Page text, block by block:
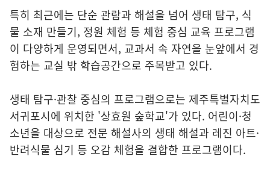
특히 최근에는 단순 관람과 해설을 넘어 생태 탐구, 식
물 소재 만들기, 정원 체험 등 체험 중심 교육 프로그램
이 다양하게 운영되면서, 교과서 속 자연을 눈앞에서 경
험하는 교실 밖 학습공간으로 주목받고 있다.
생태 탐구·관찰 중심의 프로그램으로는 제주특별자치도
서귀포시에 위치한 '상효원 숲학교'가 있다. 어린이·청
소년을 대상으로 전문 해설사의 생태 해설과 레진 아트·
반려식물 심기 등 오감 체험을 결합한 프로그램이다.